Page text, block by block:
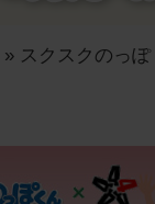
» スクスクのっ